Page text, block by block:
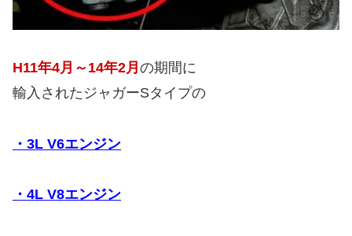
H11年4月～14年2月 の期間に
輸入されたジャガーSタイプの
・3L V6エンジン
・4L V8エンジン